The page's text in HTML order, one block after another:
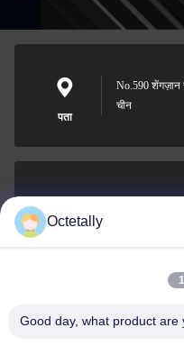
पता
No.590 शेंगज़ान
चीन
0086-510-
Octetally
Good day, what product are